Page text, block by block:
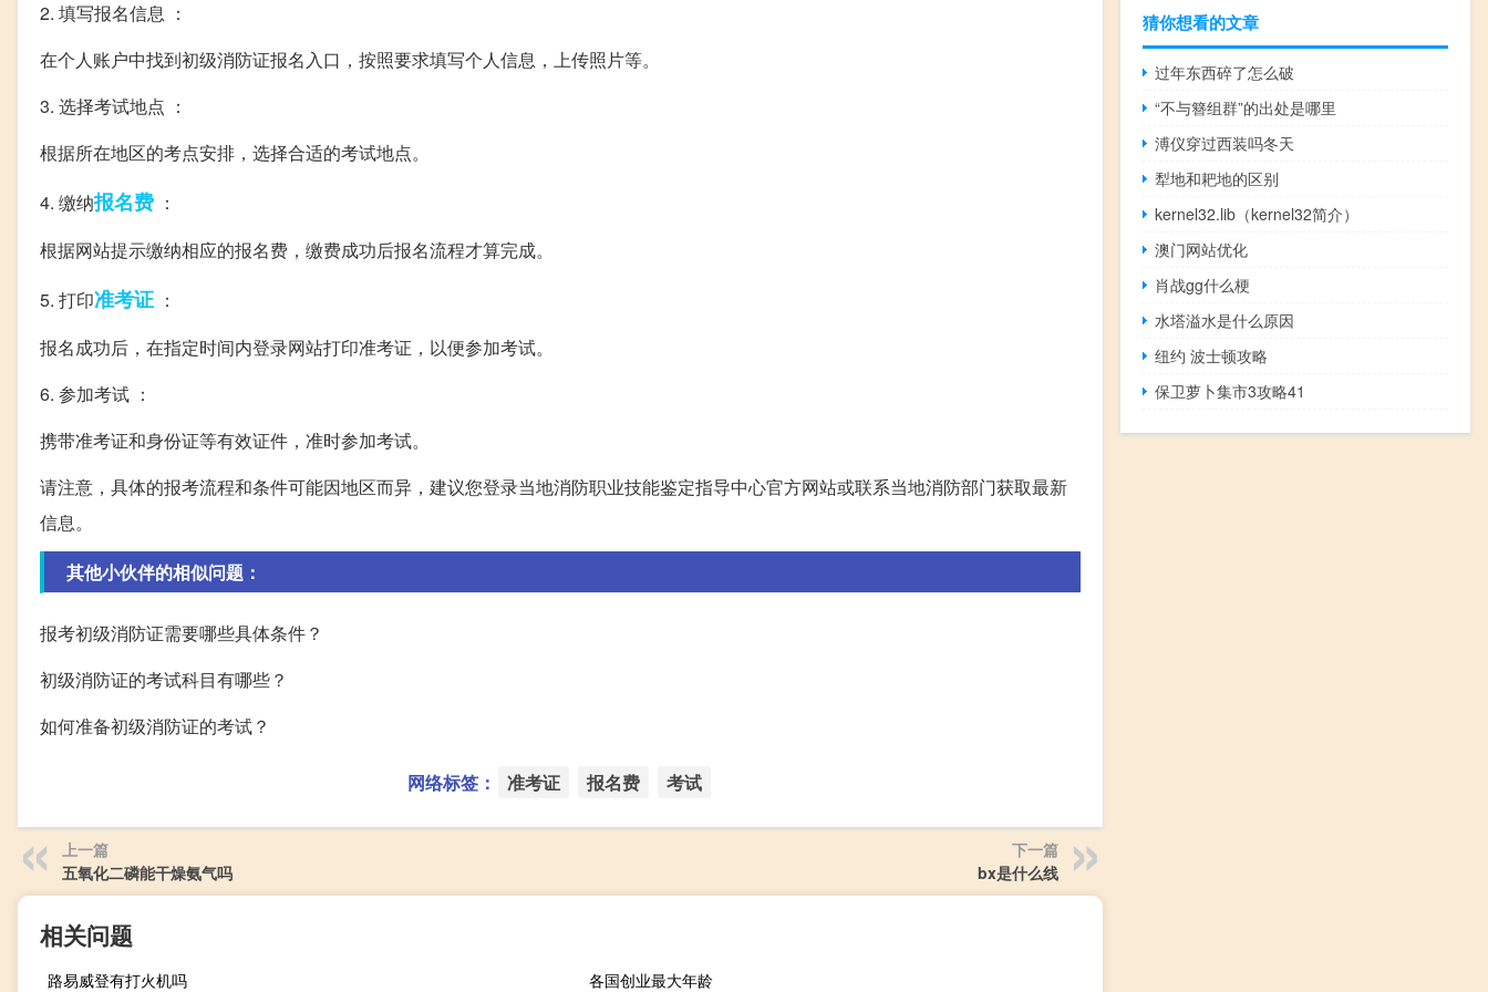
2. 填写报名信息 ：
在个人账户中找到初级消防证报名入口，按照要求填写个人信息，上传照片等。
3. 选择考试地点 ：
根据所在地区的考点安排，选择合适的考试地点。
4. 缴纳报名费 ：
根据网站提示缴纳相应的报名费，缴费成功后报名流程才算完成。
5. 打印准考证 ：
报名成功后，在指定时间内登录网站打印准考证，以便参加考试。
6. 参加考试 ：
携带准考证和身份证等有效证件，准时参加考试。
请注意，具体的报考流程和条件可能因地区而异，建议您登录当地消防职业技能鉴定指导中心官方网站或联系当地消防部门获取最新
信息。
其他小伙伴的相似问题：
报考初级消防证需要哪些具体条件？
初级消防证的考试科目有哪些？
如何准备初级消防证的考试？
网络标签： 准考证 报名费 考试
上一篇
五氧化二磷能干燥氨气吗
下一篇
bx是什么线
相关问题
路易威登有打火机吗 各国创业最大年龄
猜你想看的文章
过年东西碎了怎么破
“不与簪组群”的出处是哪里
溥仪穿过西装吗冬天
犁地和耙地的区别
kernel32.lib（kernel32简介）
澳门网站优化
肖战gg什么梗
水塔溢水是什么原因
纽约 波士顿攻略
保卫萝卜集市3攻略41